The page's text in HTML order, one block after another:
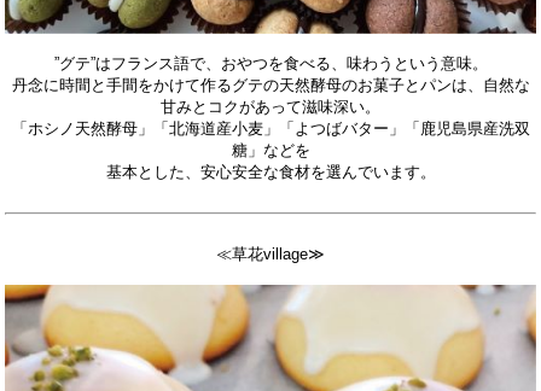
”グテ”はフランス語で、おやつを食べる、味わうという意味。
丹念に時間と手間をかけて作るグテの天然酵母のお菓子とパンは、自然な
甘みとコクがあって滋味深い。
「ホシノ天然酵母」「北海道産小麦」「よつばバター」「鹿児島県産洗双
糖」などを
基本とした、安心安全な食材を選んでいます。
≪草花village≫